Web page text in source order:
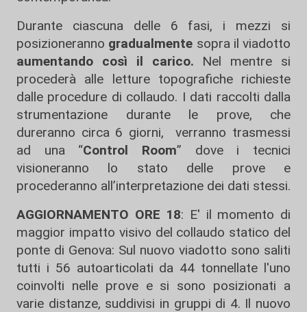
Durante ciascuna delle 6 fasi, i mezzi si
posizioneranno gradualmente sopra il viadotto
aumentando così il carico. Nel mentre si
procederà alle letture topografiche richieste
dalle procedure di collaudo. I dati raccolti dalla
strumentazione durante le prove, che
dureranno circa 6 giorni, verranno trasmessi
ad una “Control Room” dove i tecnici
visioneranno lo stato delle prove e
procederanno all’interpretazione dei dati stessi.
AGGIORNAMENTO ORE 18: E' il momento di
maggior impatto visivo del collaudo statico del
ponte di Genova: Sul nuovo viadotto sono saliti
tutti i 56 autoarticolati da 44 tonnellate l'uno
coinvolti nelle prove e si sono posizionati a
varie distanze, suddivisi in gruppi di 4. Il nuovo